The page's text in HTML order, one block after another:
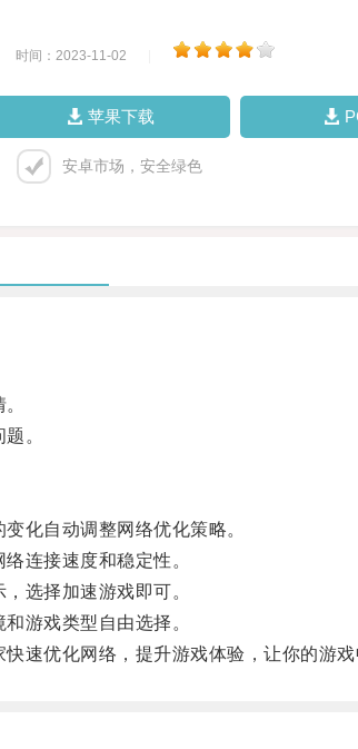
时间：2023-11-02
苹果下载
安卓市场，安全绿色
。
化自动调整网络优化策略。
连接速度和稳定性。
选择加速游戏即可。
游戏类型自由选择。
速优化网络，提升游戏体验，让你的游